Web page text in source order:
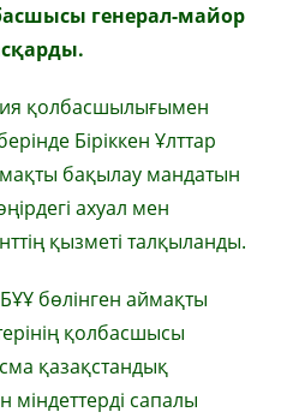
генерал-майор
қолбасшылығымен
Біріккен Ұлттар
бақылау мандатын
ахуал мен
қызметі талқыланды.
бөлінген аймақты
қолбасшысы
қазақстандық
міндеттерді сапалы